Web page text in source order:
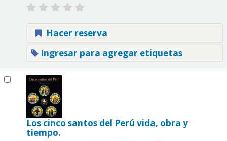
Hacer reserva
Ingresar para agregar etiquetas
Los cinco santos del Perú vida, obra y
tiempo.